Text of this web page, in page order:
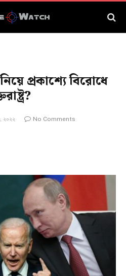
প্রকাশ্যে বিরোধে
২০২২
No Comments